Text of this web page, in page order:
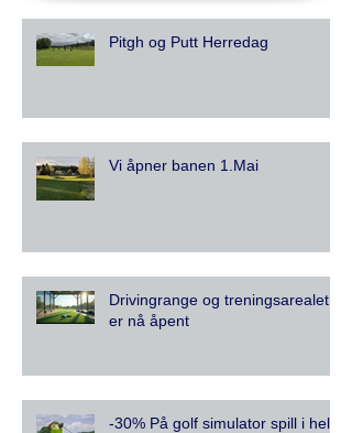
Pitgh og Putt Herredag
Vi åpner banen 1.Mai
Drivingrange og treningsarealet
er nå åpent
-30% På golf simulator spill i hele